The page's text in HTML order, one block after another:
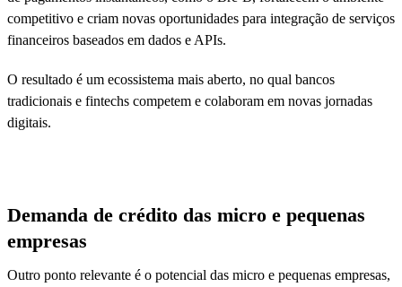
competitivo e criam novas oportunidades para integração de serviços
financeiros baseados em dados e APIs.
O resultado é um ecossistema mais aberto, no qual bancos
tradicionais e fintechs competem e colaboram em novas jornadas
digitais.
Demanda de crédito das micro e pequenas
empresas
Outro ponto relevante é o potencial das micro e pequenas empresas,